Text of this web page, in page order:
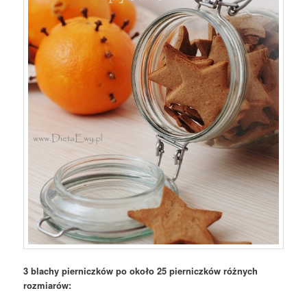
3 blachy pierniczków po około 25 pierniczków różnych
rozmiarów: